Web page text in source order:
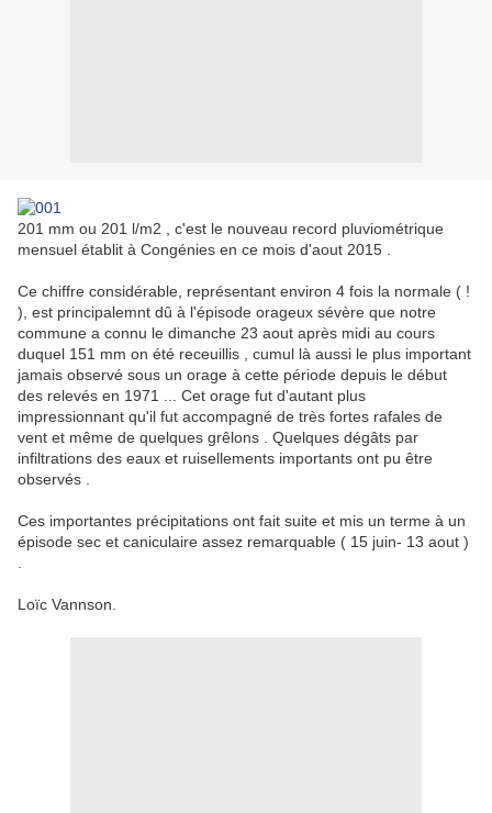
201 mm ou 201 l/m2 , c'est le nouveau record pluviométrique
mensuel établit à Congénies en ce mois d'aout 2015 .
Ce chiffre considérable, représentant environ 4 fois la normale ( !
), est principalemnt dû à l'épisode orageux sévère que notre
commune a connu le dimanche 23 aout après midi au cours
duquel 151 mm on été receuillis , cumul là aussi le plus important
jamais observé sous un orage à cette période depuis le début
des relevés en 1971 ... Cet orage fut d'autant plus
impressionnant qu'il fut accompagné de très fortes rafales de
vent et même de quelques grêlons . Quelques dégâts par
infiltrations des eaux et ruisellements importants ont pu être
observés .
Ces importantes précipitations ont fait suite et mis un terme à un
épisode sec et caniculaire assez remarquable ( 15 juin- 13 aout )
Loïc Vannson.